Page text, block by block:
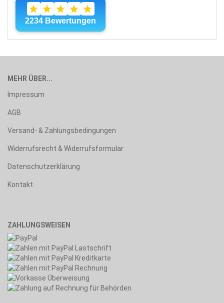
MEHR ÜBER...
Impressum
AGB
Versand- & Zahlungsbedingungen
Widerrufsrecht & Widerrufsformular
Datenschutzerklärung
Kontakt
ZAHLUNGSWEISEN